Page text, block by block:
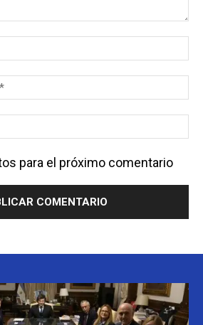
para el próximo comentario